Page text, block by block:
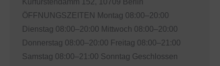
ÖFFNUNGSZEITEN Montag 08:00–20:00
Dienstag 08:00–20:00 Mittwoch 08:00–20:00
Donnerstag 08:00–20:00 Freitag 08:00–21:00
Samstag 08:00–21:00 Sonntag Geschlossen